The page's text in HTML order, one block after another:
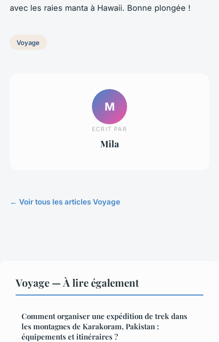
avec les raies manta à Hawaii. Bonne plongée !
Voyage
M
ECRIT PAR
Mila
← Voir tous les articles Voyage
Voyage — À lire également
Comment organiser une expédition de trek dans
les montagnes de Karakoram, Pakistan :
équipements et itinéraires ?